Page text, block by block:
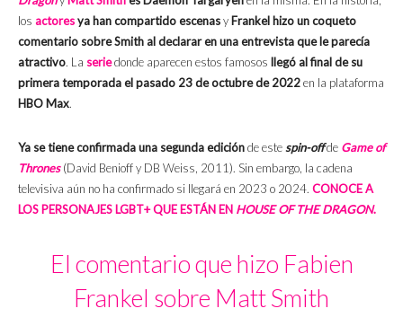
los actoresya han compartido escenasy Frankel hizo un coqueto
comentario sobre Smith al declarar en una entrevista que le parecía
atractivo. La seriedonde aparecen estos famosos llegó al final de su
primera temporada el pasado 23 de octubre de 2022en la plataforma
HBO Max.
Ya se tiene confirmada una segunda ediciónde estespin-offde Game of
Thrones (David Benioff y DB Weiss, 2011). Sin embargo, la cadena
televisiva aún no ha confirmado si llegará en 2023 o 2024. CONOCE A
LOS PERSONAJES LGBT+ QUE ESTÁN EN HOUSE OF THE DRAGON.
El comentario que hizo Fabien
Frankel sobre Matt Smith